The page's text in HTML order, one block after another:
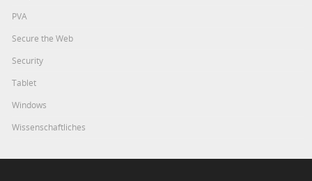
PVA
Secure the Web
Security
Tablet
Windows
Wissenschaftliches